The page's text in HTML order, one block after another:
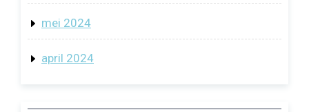
mei 2024
april 2024